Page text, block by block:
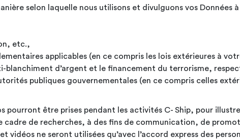
selon laquelle nous utilisons et divulguons vos Données
etc.,
applicables (en ce compris les lois extérieures à
blanchiment d’argent et le financement du terrorisme,
publiques gouvernementales (en ce compris celles
pourront être prises pendant les activités C- Ship, pour
cadre de recherches, à des fins de communication, de
vidéos ne seront utilisées qu’avec l’accord express des